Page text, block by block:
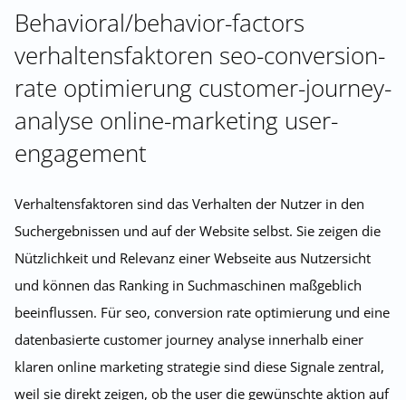
Behavioral/behavior-factors
verhaltensfaktoren seo-conversion-
rate optimierung customer-journey-
analyse online-marketing user-
engagement
Verhaltensfaktoren sind das Verhalten der Nutzer in den
Suchergebnissen und auf der Website selbst. Sie zeigen die
Nützlichkeit und Relevanz einer Webseite aus Nutzersicht
und können das Ranking in Suchmaschinen maßgeblich
beeinflussen. Für seo, conversion rate optimierung und eine
datenbasierte customer journey analyse innerhalb einer
klaren online marketing strategie sind diese Signale zentral,
weil sie direkt zeigen, ob the user die gewünschte aktion auf